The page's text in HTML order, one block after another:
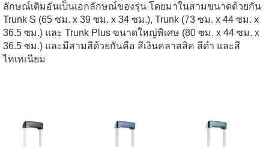
ลักษณ์เดิมอันเป็นเอกลักษณ์ของรุ่น โดยมาในสามขนาดด้วยกัน
Trunk S (65 ซม. x 39 ซม. x 34 ซม.), Trunk (73 ซม. x 44 ซม. x
36.5 ซม.) และ Trunk Plus ขนาดใหญ่พิเศษ (80 ซม. x 44 ซม. x
36.5 ซม.) และมีสามสีด้วยกันคือ สีเงินคลาสสิค สีดำ และสี
ไทเทเนียม